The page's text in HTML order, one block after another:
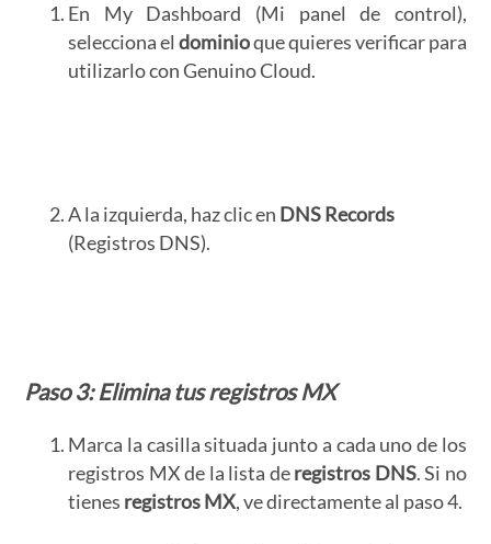
En My Dashboard (Mi panel de control),
selecciona el dominioque quieres verificar para
utilizarlo con Genuino Cloud.
A la izquierda, haz clic en DNS Records
(Registros DNS).
Paso 3: Elimina tusregistros MX
Marca la casilla situada junto a cada uno de los
registros MX de la lista deregistros DNS. Si no
tienes registros MX, ve directamente al paso 4.